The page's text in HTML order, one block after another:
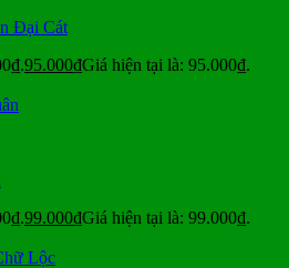
Đại Cát
95.000₫Giá hiện tại là: 95.000₫.
99.000₫Giá hiện tại là: 99.000₫.